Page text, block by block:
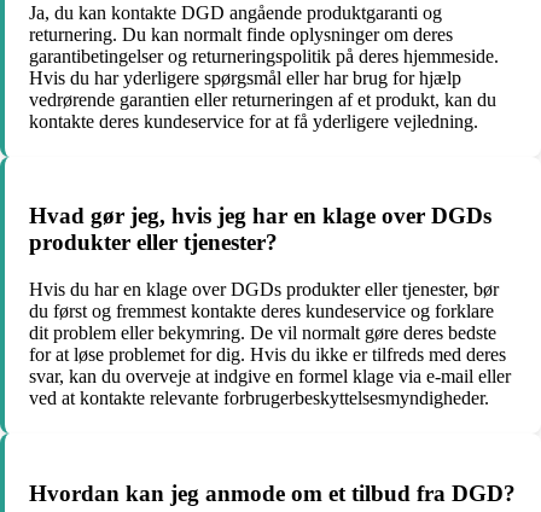
Ja, du kan kontakte DGD angående produktgaranti og
returnering. Du kan normalt finde oplysninger om deres
garantibetingelser og returneringspolitik på deres hjemmeside.
Hvis du har yderligere spørgsmål eller har brug for hjælp
vedrørende garantien eller returneringen af et produkt, kan du
kontakte deres kundeservice for at få yderligere vejledning.
Hvad gør jeg, hvis jeg har en klage over DGDs
produkter eller tjenester?
Hvis du har en klage over DGDs produkter eller tjenester, bør
du først og fremmest kontakte deres kundeservice og forklare
dit problem eller bekymring. De vil normalt gøre deres bedste
for at løse problemet for dig. Hvis du ikke er tilfreds med deres
svar, kan du overveje at indgive en formel klage via e-mail eller
ved at kontakte relevante forbrugerbeskyttelsesmyndigheder.
Hvordan kan jeg anmode om et tilbud fra DGD?